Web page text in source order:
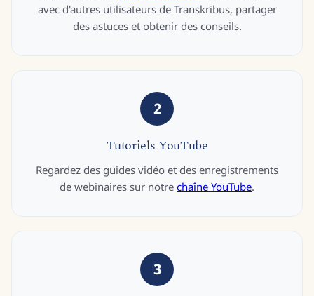
avec d'autres utilisateurs de Transkribus, partager
des astuces et obtenir des conseils.
2
Tutoriels YouTube
Regardez des guides vidéo et des enregistrements
de webinaires sur notre chaîne YouTube.
3